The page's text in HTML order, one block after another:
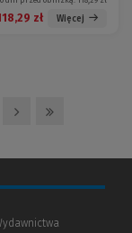
zł Więcej